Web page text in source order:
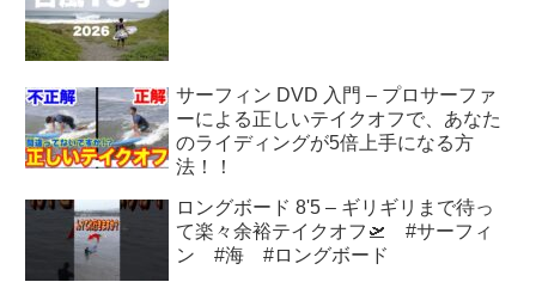
サーフィン DVD 入門 – プロサーファ
ーによる正しいテイクオフで、あなた
のライディングが5倍上手になる方
法！！
ロングボード 8'5 – ギリギリまで待っ
て楽々余裕テイクオフ🛫 #サーフィ
ン #海 #ロングボード